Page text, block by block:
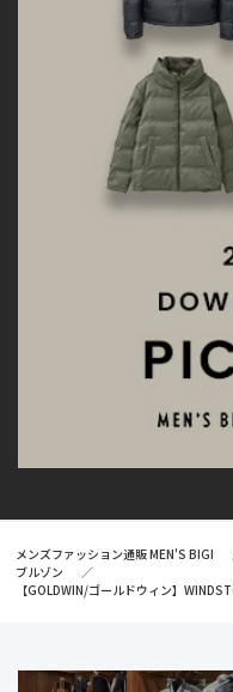
合がございます。
※サイズは弊社規定の採寸
個体差が生じる場合がござい
メンズファッション通販 MEN'S BIGI
ブルゾン
【GOLDWIN/ゴールドウィン】